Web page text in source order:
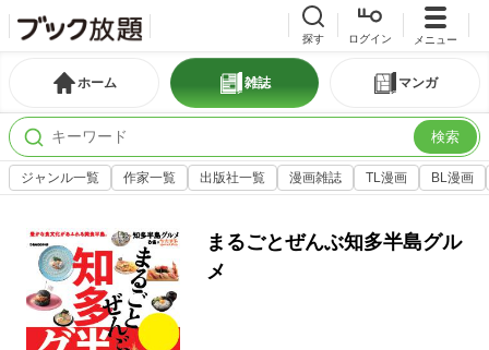
探す ログイン メニュー
ホーム 雑誌 マンガ
検索
ジャンル一覧 作家一覧 出版社一覧 漫画雑誌 TL漫画 BL漫画
まるごとぜんぶ知多半島グル
メ